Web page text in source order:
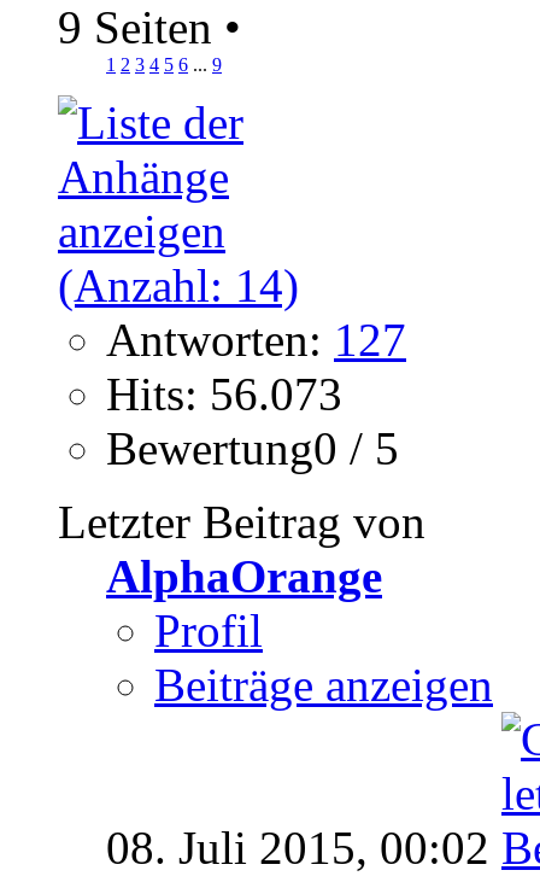
9 Seiten •
1 2 3 4 5 6 ... 9
Antworten: 127
Hits: 56.073
Bewertung0 / 5
Letzter Beitrag von
AlphaOrange
Profil
Beiträge anzeigen
08. Juli 2015, 00:02